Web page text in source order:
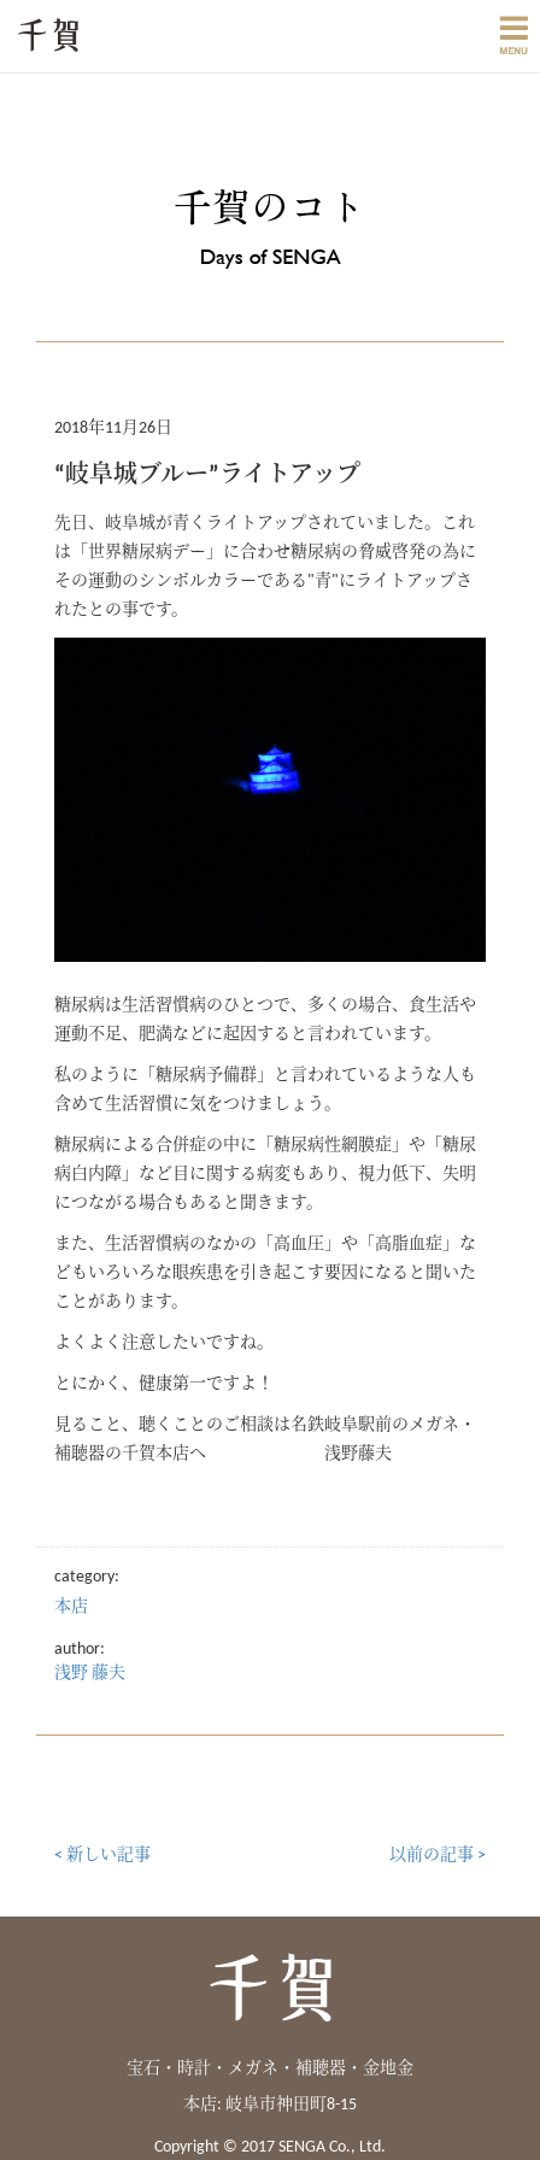
2018年11月26日
“岐阜城ブルー”ライトアップ
先日、岐阜城が青くライトアップされていました。これ
は「世界糖尿病デー」に合わせ糖尿病の脅威啓発の為に
その運動のシンボルカラーである"青"にライトアップさ
れたとの事です。
糖尿病は生活習慣病のひとつで、多くの場合、食生活や
運動不足、肥満などに起因すると言われています。
私のように「糖尿病予備群」と言われているような人も
含めて生活習慣に気をつけましょう。
糖尿病による合併症の中に「糖尿病性網膜症」や「糖尿
病白内障」など目に関する病変もあり、視力低下、失明
につながる場合もあると聞きます。
また、生活習慣病のなかの「高血圧」や「高脂血症」な
どもいろいろな眼疾患を引き起こす要因になると聞いた
ことがあります。
よくよく注意したいですね。
とにかく、健康第一ですよ！
見ること、聴くことのご相談は名鉄岐阜駅前のメガネ・
補聴器の千賀本店へ 浅野藤夫
category:
本店
author:
浅野 藤夫
< 新しい記事 以前の記事 >
宝石・時計・メガネ・補聴器・金地金
本店: 岐阜市神田町8-15
Copyright © 2017 SENGA Co., Ltd.